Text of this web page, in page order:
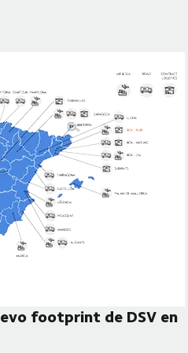
Internacionalización para
footprint de DSV en